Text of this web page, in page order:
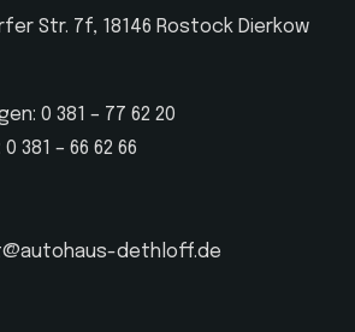
Str. 7f, 18146 Rostock Dierkow
0 381 – 77 62 20
381 – 66 62 66
dethloff.de